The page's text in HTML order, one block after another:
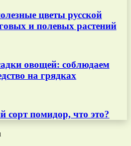
цветы русской
и полевых растений
овощей: соблюдаем
на грядках
сорт помидор, что это?